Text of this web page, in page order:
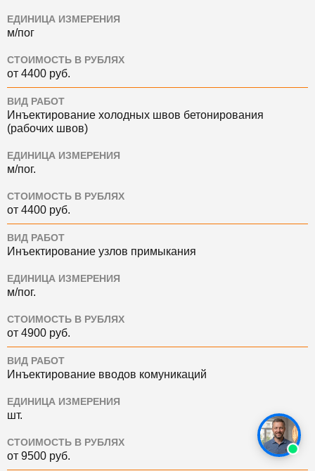
ЕДИНИЦА ИЗМЕРЕНИЯ
м/пог
СТОИМОСТЬ В РУБЛЯХ
от 4400 руб.
ВИД РАБОТ
Инъектирование холодных швов бетонирования
(рабочих швов)
ЕДИНИЦА ИЗМЕРЕНИЯ
м/пог.
СТОИМОСТЬ В РУБЛЯХ
от 4400 руб.
ВИД РАБОТ
Инъектирование узлов примыкания
ЕДИНИЦА ИЗМЕРЕНИЯ
м/пог.
СТОИМОСТЬ В РУБЛЯХ
от 4900 руб.
ВИД РАБОТ
Инъектирование вводов комуникаций
ЕДИНИЦА ИЗМЕРЕНИЯ
шт.
СТОИМОСТЬ В РУБЛЯХ
от 9500 руб.